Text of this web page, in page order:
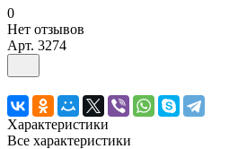
0
Нет отзывов
Арт. 3274
Характеристики
Все характеристики